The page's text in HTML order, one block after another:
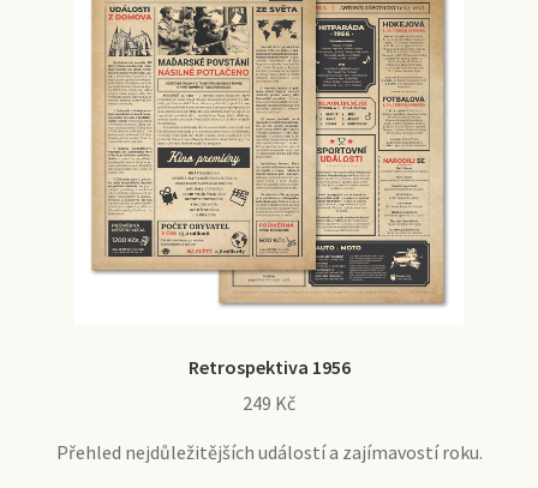
Retrospektiva 1956
249 Kč
Přehled nejdůležitějších událostí a zajímavostí roku.